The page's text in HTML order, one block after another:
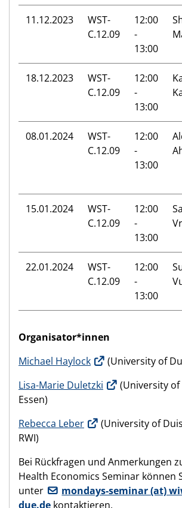
11.12.2023
WST-
C.12.09
12:00
-
13:00
18.12.2023
WST-
C.12.09
12:00
-
13:00
08.01.2024
WST-
C.12.09
12:00
-
13:00
15.01.2024
WST-
C.12.09
12:00
-
13:00
22.01.2024
WST-
C.12.09
12:00
-
13:00
Organisator*innen
Michael Haylock
(University of
Lisa-Marie Duletzki
(University
Essen)
Rebecca Leber
(University of
RWI)
Bei Rückfragen und Anmerkungen
Health Economics Seminar können
unter
mondays-seminar (at)
due.de kontaktieren.